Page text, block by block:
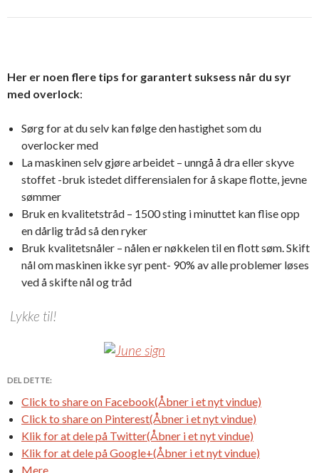
Her er noen flere tips for garantert suksess når du syr
med overlock:
Sørg for at du selv kan følge den hastighet som du
overlocker med
La maskinen selv gjøre arbeidet – unngå å dra eller skyve
stoffet -bruk istedet differensialen for å skape flotte, jevne
sømmer
Bruk en kvalitetstråd – 1500 sting i minuttet kan flise opp
en dårlig tråd så den ryker
Bruk kvalitetsnåler – nålen er nøkkelen til en flott søm. Skift
nål om maskinen ikke syr pent- 90% av alle problemer løses
ved å skifte nål og tråd
Lykke til!
DEL DETTE:
Click to share on Facebook(Åbner i et nyt vindue)
Click to share on Pinterest(Åbner i et nyt vindue)
Klik for at dele på Twitter(Åbner i et nyt vindue)
Klik for at dele på Google+(Åbner i et nyt vindue)
Mere